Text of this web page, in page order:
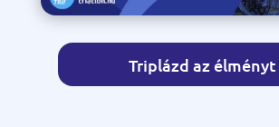
Triplázd az élményt